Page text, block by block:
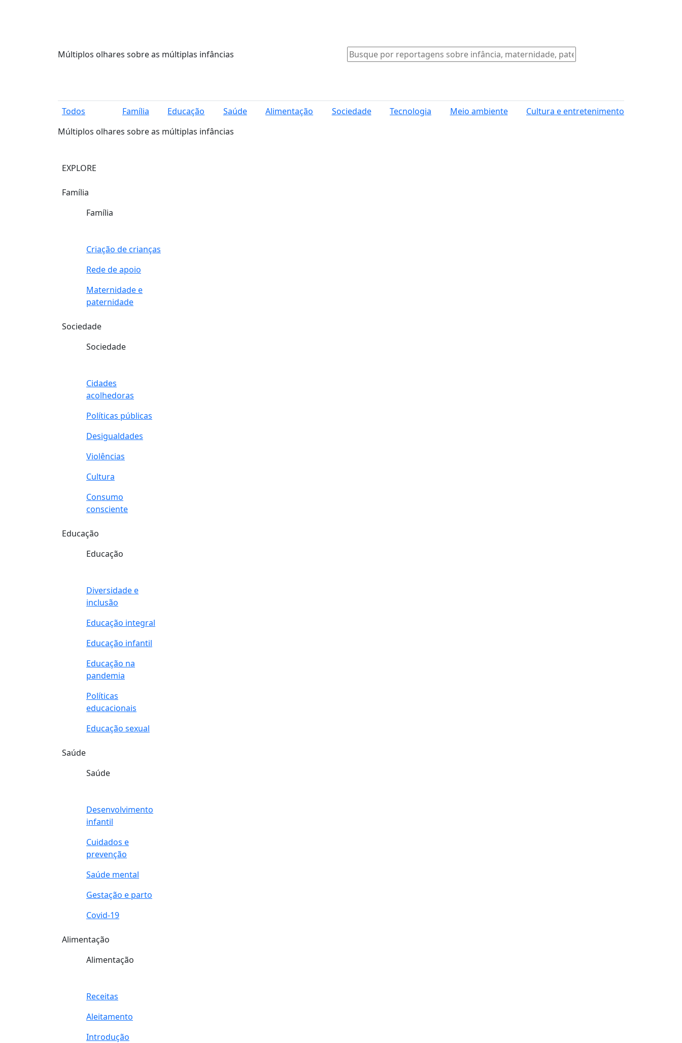
Múltiplos olhares sobre as múltiplas infâncias
Todos Família Educação Saúde Alimentação Sociedade Tecnologia Meio ambiente
Cultura e entretenimento
Múltiplos olhares sobre as múltiplas infâncias
EXPLORE
Família
Família
Criação de crianças
Rede de apoio
Maternidade e
paternidade
Sociedade
Sociedade
Cidades
acolhedoras
Políticas públicas
Desigualdades
Violências
Cultura
Consumo
consciente
Educação
Educação
Diversidade e
inclusão
Educação integral
Educação infantil
Educação na
pandemia
Políticas
educacionais
Educação sexual
Saúde
Saúde
Desenvolvimento
infantil
Cuidados e
prevenção
Saúde mental
Gestação e parto
Covid-19
Alimentação
Alimentação
Receitas
Aleitamento
Introdução